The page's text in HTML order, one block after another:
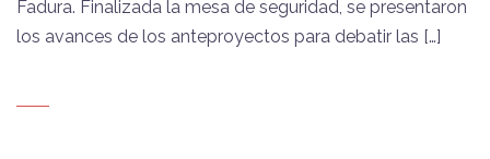
Fadura. Finalizada la mesa de seguridad, se presentaron
los avances de los anteproyectos para debatir las […]